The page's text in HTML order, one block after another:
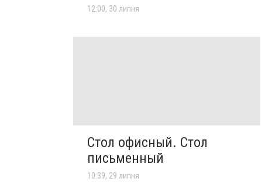
12:00, 30 липня
Стол офисный. Стол
письменный
10:39, 29 липня